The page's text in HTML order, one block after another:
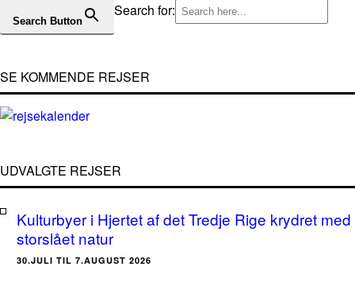
Search for:
Search Button
SE KOMMENDE REJSER
UDVALGTE REJSER
Kulturbyer i Hjertet af det Tredje Rige krydret med
storslået natur
30.JULI TIL 7.AUGUST 2026